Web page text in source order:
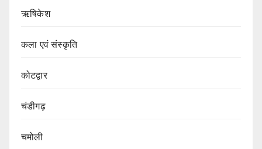
ऋषिकेश
कला एवं संस्कृति
कोटद्वार
चंडीगढ़
चमोली